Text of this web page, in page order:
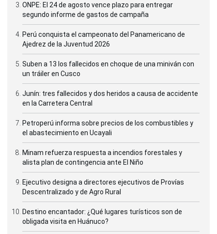
ONPE: El 24 de agosto vence plazo para entregar
segundo informe de gastos de campaña
Perú conquista el campeonato del Panamericano de
Ajedrez de la Juventud 2026
Suben a 13 los fallecidos en choque de una miniván con
un tráiler en Cusco
Junín: tres fallecidos y dos heridos a causa de accidente
en la Carretera Central
Petroperú informa sobre precios de los combustibles y
el abastecimiento en Ucayali
Minam refuerza respuesta a incendios forestales y
alista plan de contingencia ante El Niño
Ejecutivo designa a directores ejecutivos de Provías
Descentralizado y de Agro Rural
Destino encantador: ¿Qué lugares turísticos son de
obligada visita en Huánuco?